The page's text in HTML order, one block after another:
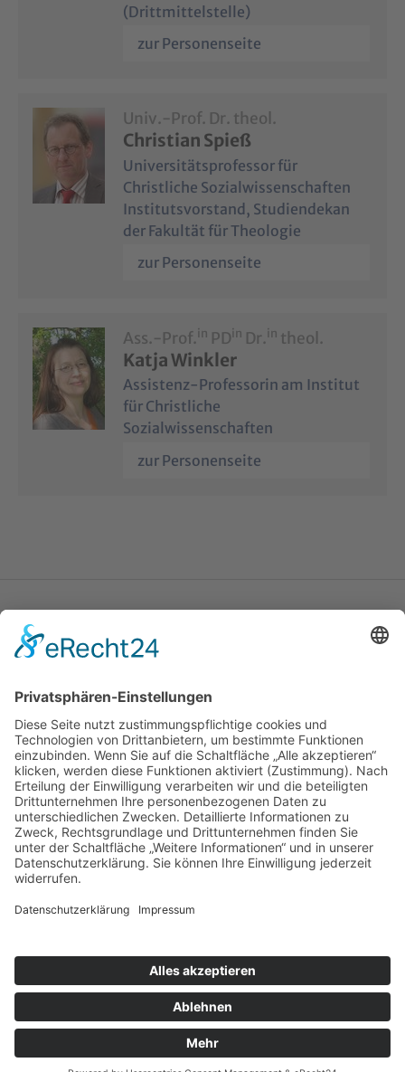
(Drittmittelstelle)
zur Personenseite
Univ.-Prof. Dr. theol.
Christian Spieß
Universitätsprofessor für
Christliche Sozialwissenschaften
Institutsvorstand, Studiendekan
der Fakultät für Theologie
zur Personenseite
Ass.-Prof.in PDin Dr.in theol.
Katja Winkler
Assistenz-Professorin am Institut
für Christliche
Sozialwissenschaften
zur Personenseite
Katholische Privat-Universität Linz
Bethlehemstraße 20
T:+43 732 / 784293
E:office[at]ku-linz.at
©2025 Katholische Privat-Universität Linz | Alle Rechte
vorbehalten
Impressum Datenschutz Sitemap